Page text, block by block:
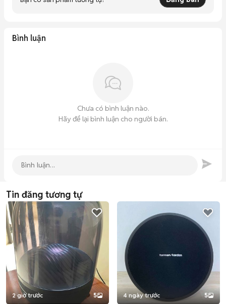
Bình luận
Chưa có bình luận nào.
Hãy để lại bình luận cho người bán.
Tin đăng tương tự
2 giờ trước 5 4 ngày trước 5